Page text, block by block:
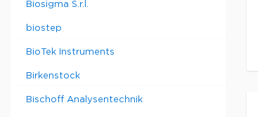
Biosigma S.r.l.
biostep
BioTek Instruments
Birkenstock
Bischoff Analysentechnik